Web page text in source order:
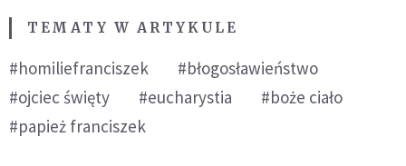
TEMATY W ARTYKULE
#homiliefranciszek
#błogosławieństwo
#ojciec święty
#eucharystia
#boże ciało
#papież franciszek